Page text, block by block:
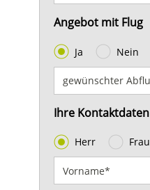
Angebot mit Flug
Ja Nein
Ihre Kontaktdaten
Herr Frau